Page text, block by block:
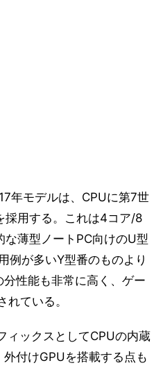
年モデルは、CPUに第7世
用する。これは4コア/8
薄型ノートPC向けのU型
例が多いY型番のものより
性能も非常に高く、ゲー
れている。
ィックスとしてCPUの内蔵
付けGPUを搭載する点も